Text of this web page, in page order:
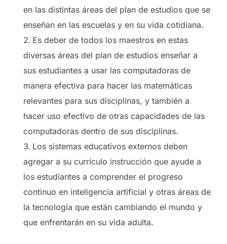
en las distintas áreas del plan de estudios que se
enseñan en las escuelas y en su vida cotidiana.
Es deber de todos los maestros en estas
diversas áreas del plan de estudios enseñar a
sus estudiantes a usar las computadoras de
manera efectiva para hacer las matemáticas
relevantes para sus disciplinas, y también a
hacer uso efectivo de otras capacidades de las
computadoras dentro de sus disciplinas.
Los sistemas educativos externos deben
agregar a su currículo instrucción que ayude a
los estudiantes a comprender el progreso
continuo en inteligencia artificial y otras áreas de
la tecnología que están cambiando el mundo y
que enfrentarán en su vida adulta.